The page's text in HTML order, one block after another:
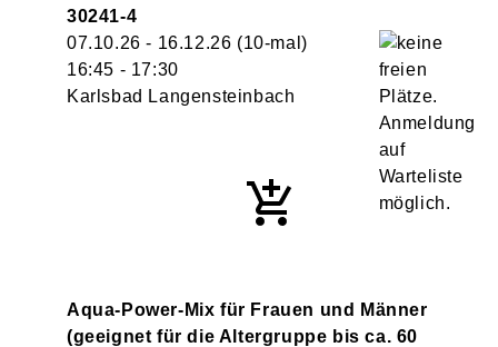
30241-4
07.10.26 - 16.12.26 (10-mal)
16:45 - 17:30
Karlsbad Langensteinbach
Aqua-Power-Mix für Frauen und Männer
(geeignet für die Altergruppe bis ca. 60